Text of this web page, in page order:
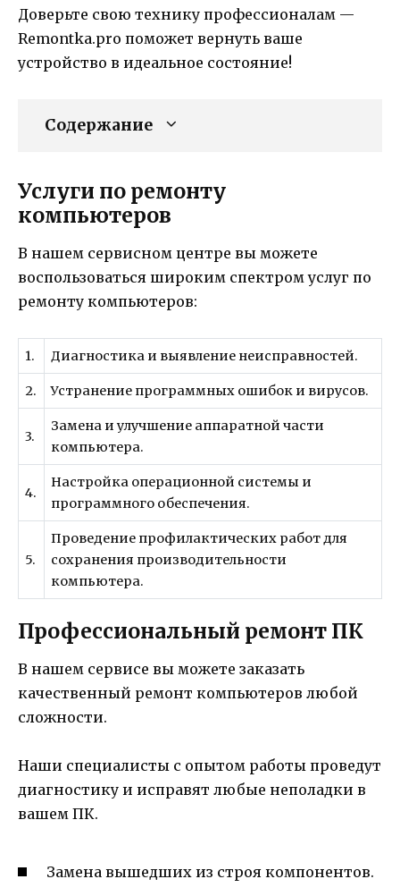
Доверьте свою технику профессионалам —
Remontka.pro поможет вернуть ваше
устройство в идеальное состояние!
Содержание
Услуги по ремонту
компьютеров
В нашем сервисном центре вы можете
воспользоваться широким спектром услуг по
ремонту компьютеров:
1. Диагностика и выявление неисправностей.
2. Устранение программных ошибок и вирусов.
3.
Замена и улучшение аппаратной части
компьютера.
4.
Настройка операционной системы и
программного обеспечения.
5.
Проведение профилактических работ для
сохранения производительности
компьютера.
Профессиональный ремонт ПК
В нашем сервисе вы можете заказать
качественный ремонт компьютеров любой
сложности.
Наши специалисты с опытом работы проведут
диагностику и исправят любые неполадки в
вашем ПК.
Замена вышедших из строя компонентов.